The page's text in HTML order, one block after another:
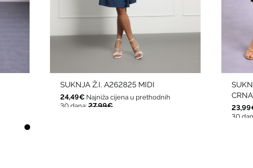
SUKNJA Ž.I. A262825 MIDI
24,49€ Najniža cijena u prethodnih
30 dana: 27,99€
CRNA
30